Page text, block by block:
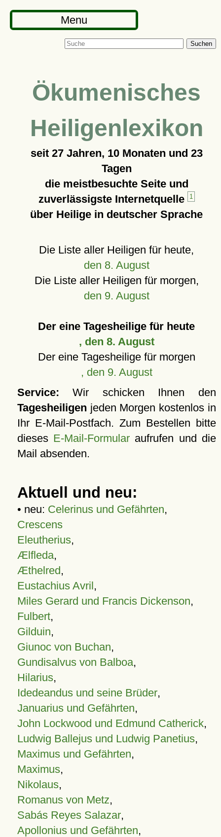
Menu
Suchen
Ökumenisches
Heiligenlexikon
seit 27 Jahren, 10 Monaten und 23
Tagen
die meistbesuchte Seite und
zuverlässigste Internetquelle
1
über Heilige in deutscher Sprache
Die Liste aller Heiligen für heute,
den 8. August
Die Liste aller Heiligen für morgen,
den 9. August
Der eine Tagesheilige für heute
, den 8. August
Der eine Tagesheilige für morgen
, den 9. August
Service: Wir schicken Ihnen den
Tagesheiligen jeden Morgen kostenlos in
Ihr E-Mail-Postfach. Zum Bestellen bitte
dieses E-Mail-Formular aufrufen und die
Mail absenden.
Aktuell und neu:
• neu: Celerinus und Gefährten,
Crescens
Eleutherius,
Ælfleda,
Æthelred,
Eustachius Avril,
Miles Gerard und Francis Dickenson,
Fulbert,
Gilduin,
Giunoc von Buchan,
Gundisalvus von Balboa,
Hilarius,
Idedeandus und seine Brüder,
Januarius und Gefährten,
John Lockwood und Edmund Catherick,
Ludwig Ballejus und Ludwig Panetius,
Maximus und Gefährten,
Maximus,
Nikolaus,
Romanus von Metz,
Sabás Reyes Salazar,
Apollonius und Gefährten,